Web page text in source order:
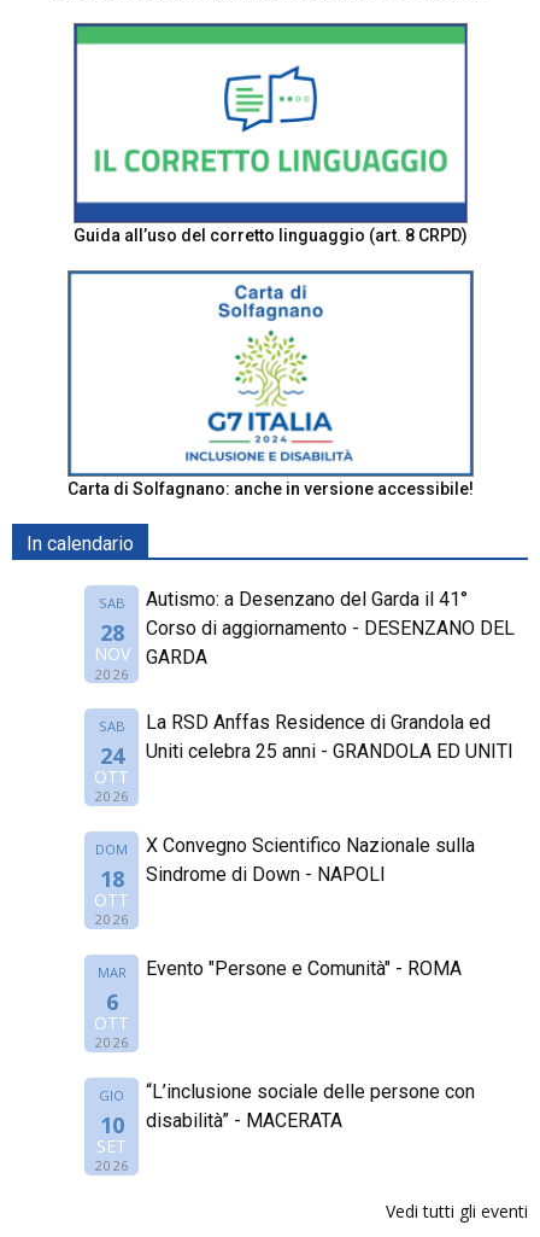
Guida all’uso del corretto linguaggio (art. 8 CRPD)
Carta di Solfagnano: anche in versione accessibile!
In calendario
SAB
28
NOV
2026
Autismo: a Desenzano del Garda il 41°
Corso di aggiornamento - DESENZANO DEL
GARDA
SAB
24
OTT
2026
La RSD Anffas Residence di Grandola ed
Uniti celebra 25 anni - GRANDOLA ED UNITI
DOM
18
OTT
2026
X Convegno Scientifico Nazionale sulla
Sindrome di Down - NAPOLI
MAR
6
OTT
2026
Evento "Persone e Comunità" - ROMA
GIO
10
SET
2026
“L’inclusione sociale delle persone con
disabilità” - MACERATA
Vedi tutti gli eventi